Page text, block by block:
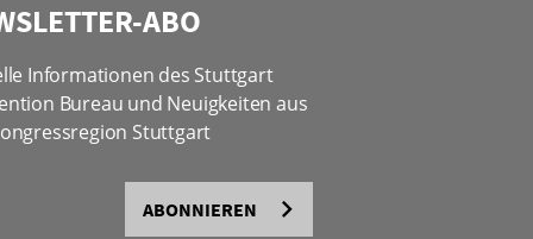
ABO
Informationen des Stuttgart
Bureau und Neuigkeiten aus
Stuttgart
ABONNIEREN